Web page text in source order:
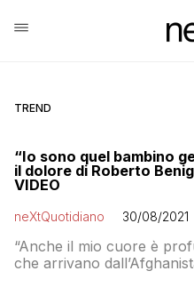
TREND
“Io sono quel bambino
il dolore di Roberto
VIDEO
neXtQuotidiano 30/08/2021
“Anche il mio cuore è
che arrivano